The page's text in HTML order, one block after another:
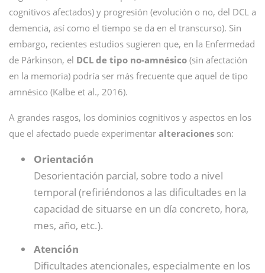
cognitivos afectados) y progresión (evolución o no, del DCL a
demencia, así como el tiempo se da en el transcurso). Sin
embargo, recientes estudios sugieren que, en la Enfermedad
de Párkinson, el DCL de tipo no-amnésico (sin afectación
en la memoria) podría ser más frecuente que aquel de tipo
amnésico (Kalbe et al., 2016).
A grandes rasgos, los dominios cognitivos y aspectos en los
que el afectado puede experimentar alteraciones son:
Orientación
Desorientación parcial, sobre todo a nivel
temporal (refiriéndonos a las dificultades en la
capacidad de situarse en un día concreto, hora,
mes, año, etc.).
Atención
Dificultades atencionales, especialmente en los